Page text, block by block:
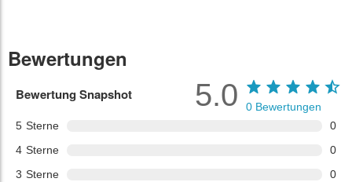
Bewertungen
Bewertung Snapshot
5 Sterne
0
4 Sterne
0
3 Sterne
0
5.0 0 Bewertungen